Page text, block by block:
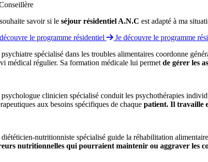
savoir si leséjour résidentiel A.N.C est adapté à ma
le programme résidentiel
Je découvre le programme
spécialisé dans les troubles alimentaires coordonne
médical régulier. Sa formation médicale lui permetde gérer les
clinicien spécialisé conduit les psychothérapies
aux besoins spécifiques de chaquepatient. Il travaille
nutritionniste spécialisé guide la réhabilitation
nutritionnelles qui pourraient maintenir ou aggraver les